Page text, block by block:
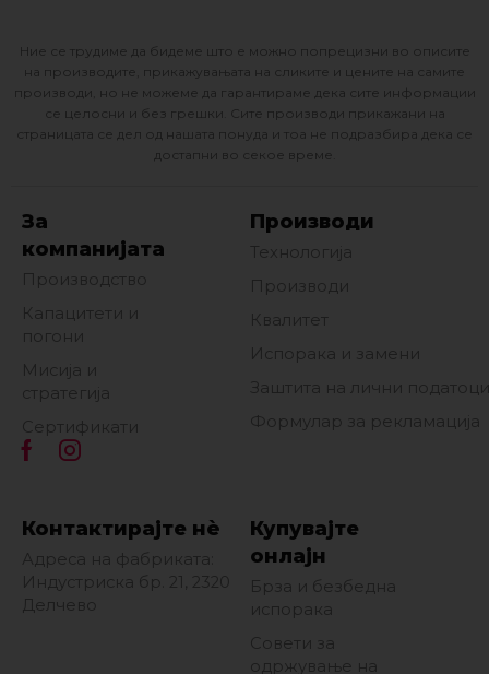
Ние се трудиме да бидеме што е можно попрецизни во описите
на производите, прикажувањата на сликите и цените на самите
производи, но не можеме да гарантираме дека сите информации
се целосни и без грешки. Сите производи прикажани на
страницата се дел од нашата понуда и тоа не подразбира дека се
достапни во секое време.
За
компанијата
Производство
Капацитети и
погони
Мисија и
стратегија
Сертификати
Производи
Технологија
Производи
Квалитет
Испорака и замени
Заштита на лични податоци
Формулар за рекламација
Контактирајте нè
Адреса на фабриката:
Индустриска бр. 21, 2320
Делчево
Купувајте
онлајн
Брза и безбедна
испорака
Совети за
одржување на